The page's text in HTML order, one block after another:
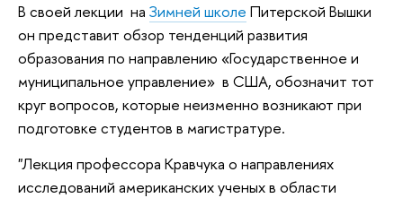
В своей лекции на Зимней школе Питерской Вышки
он представит обзор тенденций развития
образования по направлению «Государственное и
муниципальное управление» в США, обозначит тот
круг вопросов, которые неизменно возникают при
подготовке студентов в магистратуре.
"Лекция профессора Кравчука о направлениях
исследований американских ученых в области